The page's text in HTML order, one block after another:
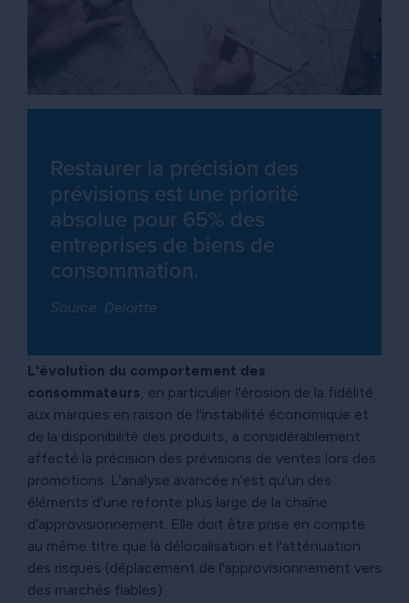
Restaurer la précision des
prévisions est une priorité
absolue pour 65% des
entreprises de biens de
consommation.
Source: Deloitte
L'évolution du comportement des
consommateurs, en particulier l'érosion de la fidélité
aux marques en raison de l'instabilité économique et
de la disponibilité des produits, a considérablement
affecté la précision des prévisions de ventes lors des
promotions. L'analyse avancée n'est qu'un des
éléments d'une refonte plus large de la chaîne
d'approvisionnement. Elle doit être prise en compte
au même titre que la délocalisation et l'atténuation
des risques (déplacement de l'approvisionnement vers
des marchés fiables).